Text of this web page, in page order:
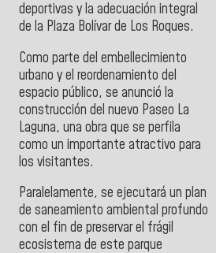
deportivas y la adecuación integral
de la Plaza Bolívar de Los Roques.
Como parte del embellecimiento
urbano y el reordenamiento del
espacio público, se anunció la
construcción del nuevo Paseo La
Laguna, una obra que se perfila
como un importante atractivo para
los visitantes.
Paralelamente, se ejecutará un plan
de saneamiento ambiental profundo
con el fin de preservar el frágil
ecosistema de este parque